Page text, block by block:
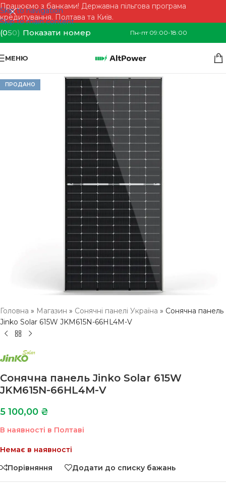
Skip to navigation
Skip to main content
Працюємо з банками! Державна пільгова програма
кредитування. Полтава та Київ.
(050) Показати номер Пн-пт 09:00-18:00
МЕНЮ
ПРОДАНО
Головна » Магазин » Сонячні панелі Україна » Сонячна панель
Jinko Solar 615W JKM615N-66HL4M-V
Сонячна панель Jinko Solar 615W
JKM615N-66HL4M-V
5 100,00 ₴
В наявності в Полтаві
Немає в наявності
Порівняння
Додати до списку бажань